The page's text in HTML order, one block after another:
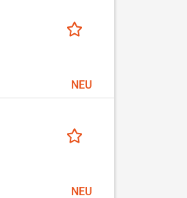
NEU
NEU